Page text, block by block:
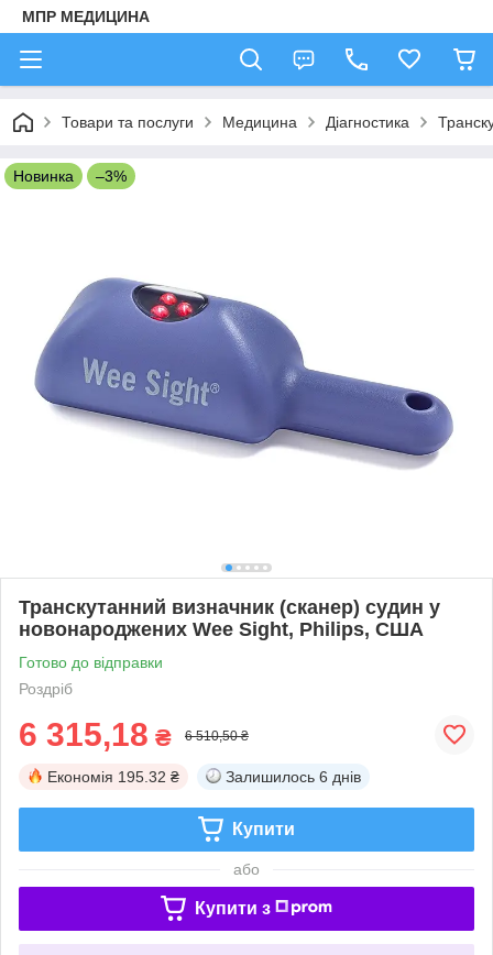
МПР МЕДИЦИНА
Товари та послуги Медицина Діагностика
Новинка –3%
Транскутанний визначник (сканер) судин у
новонароджених Wee Sight, Philips, США
Готово до відправки
Роздріб
6 315,18 ₴ 6 510,50 ₴
Економія 195.32 ₴ Залишилось 6 днів
Купити
або
Купити з